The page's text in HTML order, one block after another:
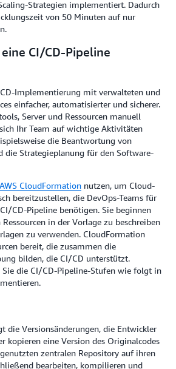
Strategien implementiert. Dadurch
von 50 Minuten auf nur
CI/CD-Pipeline
Implementierung mit verwalteten und
einfacher, automatisierter und sicherer.
Server und Ressourcen manuell
Ihr Team auf wichtige Aktivitäten
die Beantwortung von
die Strategieplanung für den Software-
AWS CloudFormation nutzen, um Cloud-
bereitzustellen, die DevOps-Teams für
CD-Pipeline benötigen. Sie beginnen
in der Vorlage zu beschreiben
zu verwenden. CloudFormation
bereit, die zusammen die
bilden, die CI/CD unterstützt.
Sie die CI/CD-Pipeline-Stufen wie folgt in
die Versionsänderungen, die Entwickler
kopieren eine Version des Originalcodes
zentralen Repository auf ihren
bearbeiten, kompilieren und